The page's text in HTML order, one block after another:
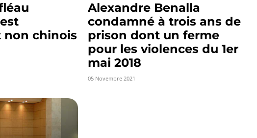
non chinois
Alexandre Benalla
condamné à trois ans de
prison dont un ferme
pour les violences du 1er
mai 2018
05 Novembre 2021